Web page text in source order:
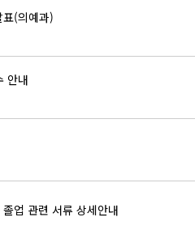
(의예과)
안내
업 관련 서류 상세안내